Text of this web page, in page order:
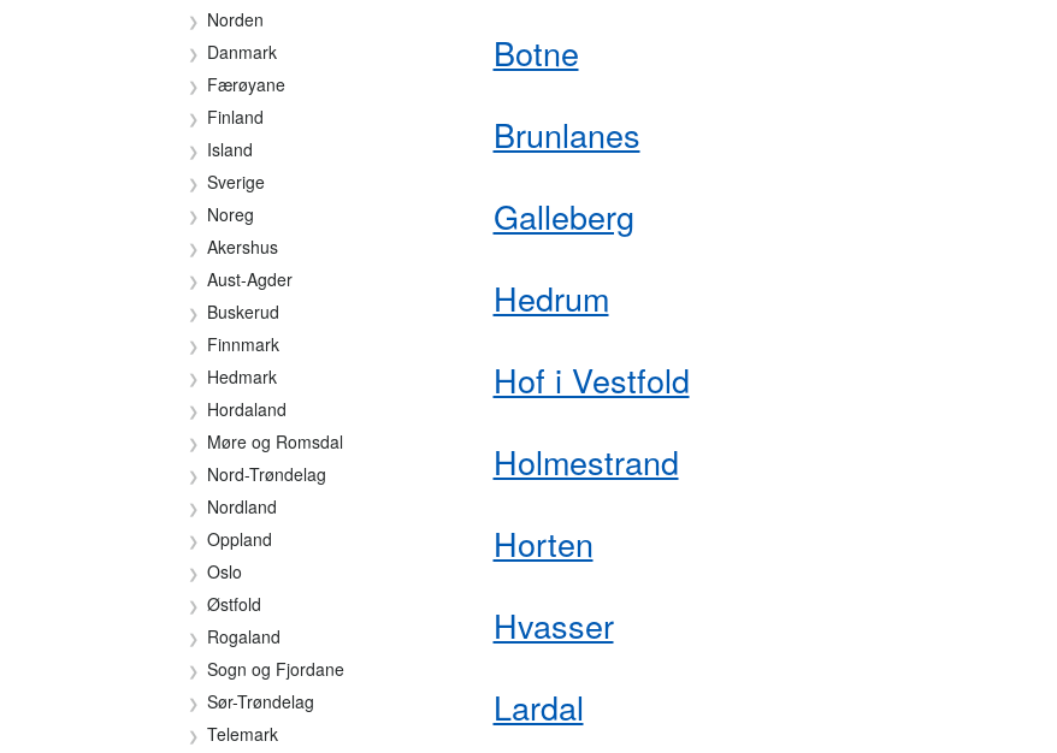
Norden
Danmark
Færøyane
Finland
Island
Sverige
Noreg
Akershus
Aust-Agder
Buskerud
Finnmark
Hedmark
Hordaland
Møre og Romsdal
Nord-Trøndelag
Nordland
Oppland
Oslo
Østfold
Rogaland
Sogn og Fjordane
Sør-Trøndelag
Telemark
Botne
Brunlanes
Galleberg
Hedrum
Hof i Vestfold
Holmestrand
Horten
Hvasser
Lardal